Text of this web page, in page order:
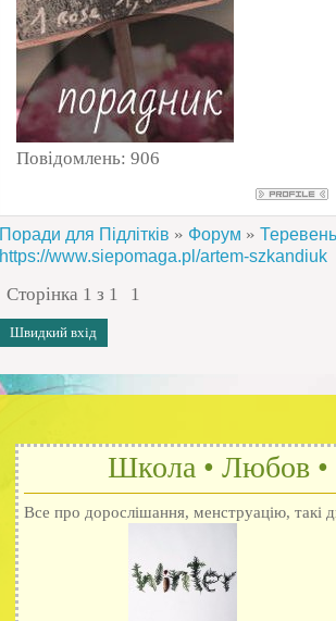
Повідомлень: 906
Поради для Підлітків » Форум »
https://www.siepomaga.pl/artem-szkandiuk
Сторінка 1 з 1
1
Школа • Любов •
Все про дорослішання, менструацію, такі